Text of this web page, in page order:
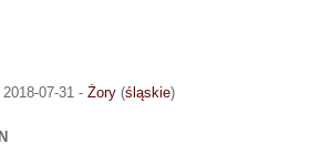
2018-07-31 - Żory (śląskie)